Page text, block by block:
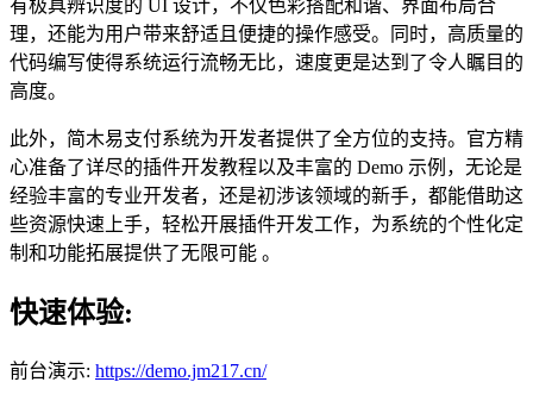
有极具辨识度的 UI 设计，不仅色彩搭配和谐、界面布局合
理，还能为用户带来舒适且便捷的操作感受。同时，高质量的
代码编写使得系统运行流畅无比，速度更是达到了令人瞩目的
高度。
此外，简木易支付系统为开发者提供了全方位的支持。官方精
心准备了详尽的插件开发教程以及丰富的 Demo 示例，无论是
经验丰富的专业开发者，还是初涉该领域的新手，都能借助这
些资源快速上手，轻松开展插件开发工作，为系统的个性化定
制和功能拓展提供了无限可能 。
快速体验:
前台演示: https://demo.jm217.cn/